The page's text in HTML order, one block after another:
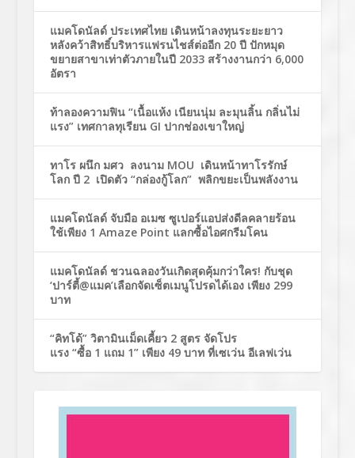
แมคโดนัลด์ ประเทศไทย เดินหน้าลงทุนระยะยาว
หลังคว้าสิทธิ์บริหารแฟรนไชส์ต่ออีก 20 ปี ปักหมุด
ขยายสาขาเท่าตัวภายในปี 2033 สร้างงานกว่า 6,000
อัตรา
ท้าลองความฟิน “เนื้อแห้ง เนียนนุ่ม ละมุนลิ้น กลิ่นไม่
แรง” เทศกาลทุเรียน GI ปากช่องเขาใหญ่
ทาโร ผนึก มศว ลงนาม MOU เดินหน้าทาโรรักษ์
โลก ปี 2 เปิดตัว “กล่องกู้โลก” พลิกขยะเป็นพลังงาน
แมคโดนัลด์ จับมือ อเมซ ซูเปอร์แอปส่งดีลคลายร้อน
ใช้เพียง 1 Amaze Point แลกซื้อไอศกรีมโคน
แมคโดนัลด์ ชวนฉลองวันเกิดสุดคุ้มกว่าใคร! กับชุด
‘ปาร์ตี้@แมค’เลือกจัดเซ็ตเมนูโปรดได้เอง เพียง 299
บาท
“คิทโด้” วิตามินเม็ดเคี้ยว 2 สูตร จัดโปร
แรง “ซื้อ 1 แถม 1” เพียง 49 บาท ที่เซเว่น อีเลฟเว่น